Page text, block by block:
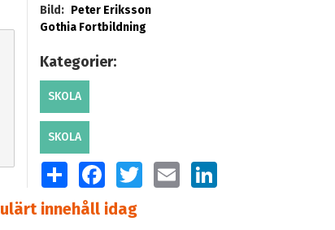
Bild: Peter Eriksson
Gothia Fortbildning
Kategorier:
SKOLA
SKOLA
SHARE FACEBOOKTWITTEREMAIL LINKEDIN
innehåll idag